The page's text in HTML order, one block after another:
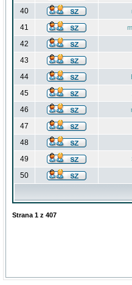
40
41
42
43
44
45
46
47
48
49
50
Strana 1 z 407